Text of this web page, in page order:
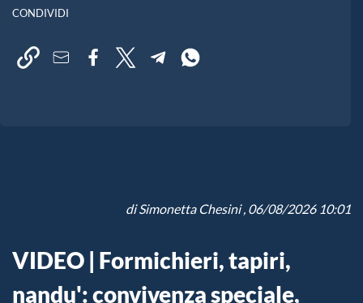
CONDIVIDI
diSimonetta Chesini, 06/08/2026 10:01
VIDEO | Formichieri, tapiri,
nandu': convivenza speciale,